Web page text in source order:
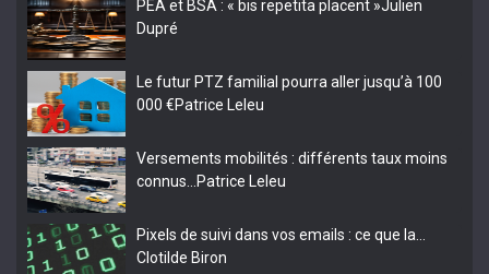
PEA et BSA : « bis repetita placent »Julien
Dupré
Le futur PTZ familial pourra aller jusqu’à 100
000 €Patrice Leleu
Versements mobilités : différents taux moins
connus…
Patrice Leleu
Pixels de suivi dans vos emails : ce que la…
Clotilde Biron